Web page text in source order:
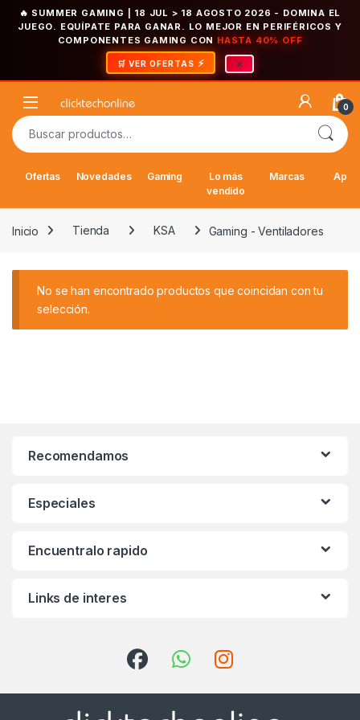
🔥 SUMMER GAMING | 18 JUL > 18 AGOSTO 2026 - DOMINA EL
JUEGO. EQUÍPATE PARA GANAR. LO MEJOR EN PERIFÉRICOS Y
COMPONENTES GAMING CON HASTA 40% OFF
🛒 VER OFERTAS ×
Open 0
Buscar por:
Ofertas Novedades Gaming
Lo más
vendido
Marcas
Inicio Tienda KSA Gaming - Ventiladores
No se han encontrado productos que coincidan con tu
selección.
Recomendamos
Especiales
Encuentralo rapido
Links de interes